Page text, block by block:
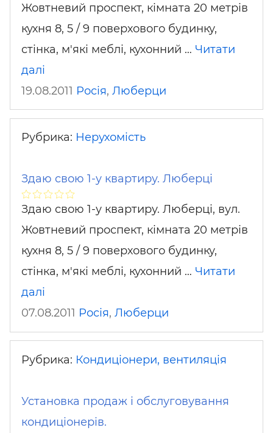
Жовтневий проспект, кімната 20 метрів
кухня 8, 5 / 9 поверхового будинку,
стінка, м'які меблі, кухонний … Читати
далі
19.08.2011 Росія, Люберци
Рубрика: Нерухомість
Здаю свою 1-у квартиру. Люберці
Здаю свою 1-у квартиру. Люберці, вул.
Жовтневий проспект, кімната 20 метрів
кухня 8, 5 / 9 поверхового будинку,
стінка, м'які меблі, кухонний … Читати
далі
07.08.2011 Росія, Люберци
Рубрика: Кондиціонери, вентиляція
Установка продаж і обслуговування
кондиціонерів.